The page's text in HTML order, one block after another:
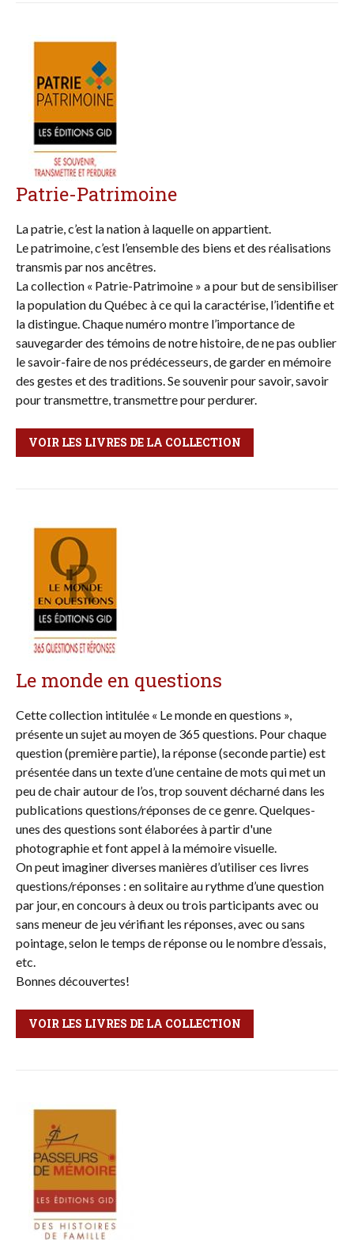
Patrie-Patrimoine
La patrie, c’est la nation à laquelle on appartient.
Le patrimoine, c’est l’ensemble des biens et des réalisations
transmis par nos ancêtres.
La collection « Patrie-Patrimoine » a pour but de sensibiliser
la population du Québec à ce qui la caractérise, l’identifie et
la distingue. Chaque numéro montre l’importance de
sauvegarder des témoins de notre histoire, de ne pas oublier
le savoir-faire de nos prédécesseurs, de garder en mémoire
des gestes et des traditions. Se souvenir pour savoir, savoir
pour transmettre, transmettre pour perdurer.
VOIR LES LIVRES DE LA COLLECTION
Le monde en questions
Cette collection intitulée « Le monde en questions »,
présente un sujet au moyen de 365 questions. Pour chaque
question (première partie), la réponse (seconde partie) est
présentée dans un texte d’une centaine de mots qui met un
peu de chair autour de l’os, trop souvent décharné dans les
publications questions/réponses de ce genre. Quelques-
unes des questions sont élaborées à partir d'une
photographie et font appel à la mémoire visuelle.
On peut imaginer diverses manières d’utiliser ces livres
questions/réponses : en solitaire au rythme d’une question
par jour, en concours à deux ou trois participants avec ou
sans meneur de jeu vérifiant les réponses, avec ou sans
pointage, selon le temps de réponse ou le nombre d’essais,
etc.
Bonnes découvertes!
VOIR LES LIVRES DE LA COLLECTION